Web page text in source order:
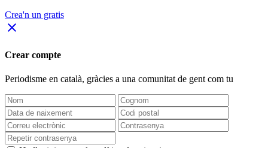
Crea'n un gratis
close
Crear compte
Periodisme en català, gràcies a una comunitat de gent com tu